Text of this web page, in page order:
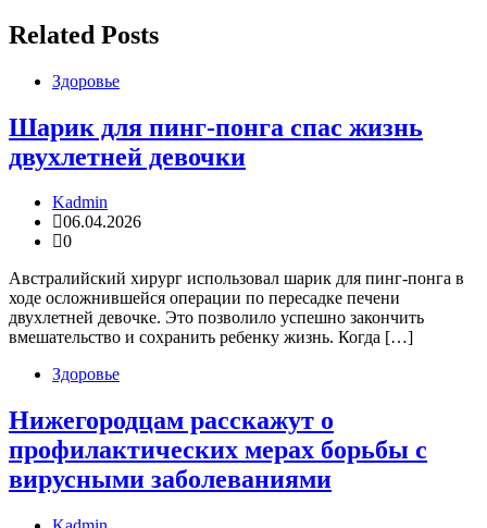
Related Posts
Здоровье
Шарик для пинг-понга спас жизнь
двухлетней девочки
Kadmin
06.04.2026
0
Австралийский хирург использовал шарик для пинг-понга в
ходе осложнившейся операции по пересадке печени
двухлетней девочке. Это позволило успешно закончить
вмешательство и сохранить ребенку жизнь. Когда […]
Здоровье
Нижегородцам расскажут о
профилактических мерах борьбы с
вирусными заболеваниями